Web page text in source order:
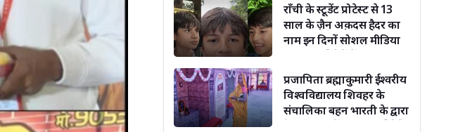
राँची के स्टूडेंट प्रोटेस्ट से 13
साल के ज़ैन अक़दस हैदर का
नाम इन दिनों सोशल मीडिया
प्रजापिता ब्रह्माकुमारी ईश्वरीय
विश्वविद्यालय शिवहर के
संचालिका बहन भारती के द्वारा